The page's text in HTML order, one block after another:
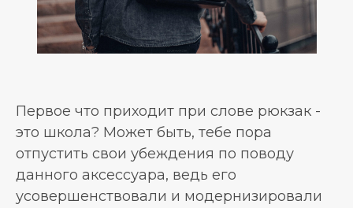
Первое что приходит при слове рюкзак -
это школа? Может быть, тебе пора
отпустить свои убеждения по поводу
данного аксессуара, ведь его
усовершенствовали и модернизировали